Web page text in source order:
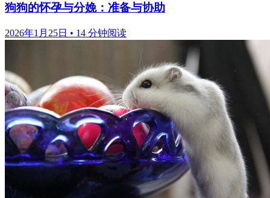
狗狗的怀孕与分娩：准备与协助
2026年1月25日 • 14 分钟阅读